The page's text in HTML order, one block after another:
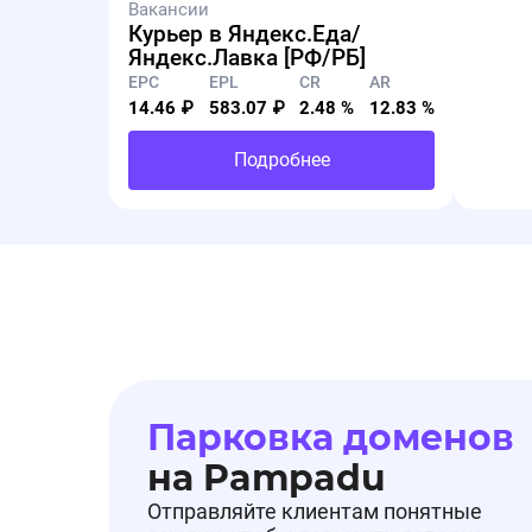
Вознаграждение - 2 100 руб. (ранее было 1 529
Снижение ставки
По офферу Medium Score произошло снижение
Вознаграждение - 1 529 руб. (ранее было 2 100
Вакансии
Курьер в Яндекс.Еда/
Яндекс.Лавка [РФ/РБ]
EPC
14.46 ₽
EPL
583.07 ₽
CR
2.48 %
AR
12.83 %
Подробнее
Парковка доменов
на Pampadu
Отправляйте клиентам понятные